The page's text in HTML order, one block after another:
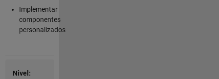
Implementar
componentes
personalizados
Nivel: